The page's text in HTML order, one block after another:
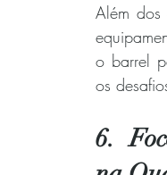
Além dos
o barrel
os
6.